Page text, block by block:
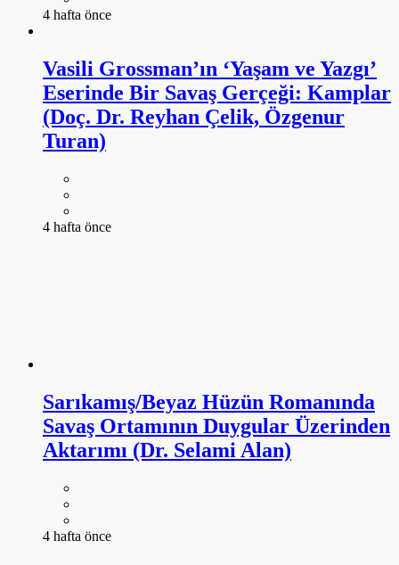
4 hafta önce
Vasili Grossman’ın ‘Yaşam ve Yazgı’
Eserinde Bir Savaş Gerçeği: Kamplar
(Doç. Dr. Reyhan Çelik, Özgenur
Turan)
4 hafta önce
Sarıkamış/Beyaz Hüzün Romanında
Savaş Ortamının Duygular Üzerinden
Aktarımı (Dr. Selami Alan)
4 hafta önce